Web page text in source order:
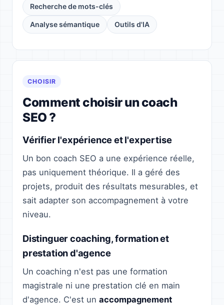
Recherche de mots-clés
Analyse sémantique Outils d'IA
CHOISIR
Comment choisir un coach
SEO ?
Vérifier l'expérience et l'expertise
Un bon coach SEO a une expérience réelle,
pas uniquement théorique. Il a géré des
projets, produit des résultats mesurables, et
sait adapter son accompagnement à votre
niveau.
Distinguer coaching, formation et
prestation d'agence
Un coaching n'est pas une formation
magistrale ni une prestation clé en main
d'agence. C'est un accompagnement